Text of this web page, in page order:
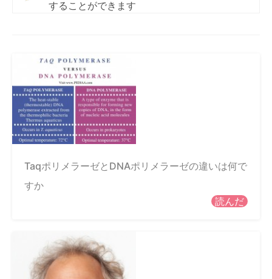
することができます
TaqポリメラーゼとDNAポリメラーゼの違いは何で
すか
読んだ